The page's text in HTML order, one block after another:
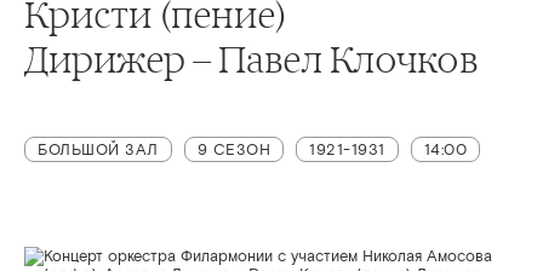
Кристи (пение)
Дирижер – Павел Клочков
БОЛЬШОЙ ЗАЛ 9 СЕЗОН 1921-1931 14:00